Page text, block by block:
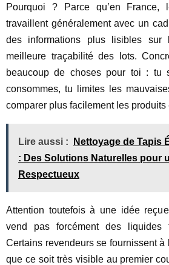
Pourquoi ? Parce qu’en France,
travaillent généralement avec un
des informations plus lisibles sur
meilleure traçabilité des lots.
beaucoup de choses pour toi : tu
consommes, tu limites les
comparer plus facilement les produits
Lire aussi :
Nettoyage de Tapis
: Des Solutions Naturelles pour
Respectueux
Attention toutefois à une idée
vend pas forcément des liquides
Certains revendeurs se fournissent à
que ce soit très visible au premier